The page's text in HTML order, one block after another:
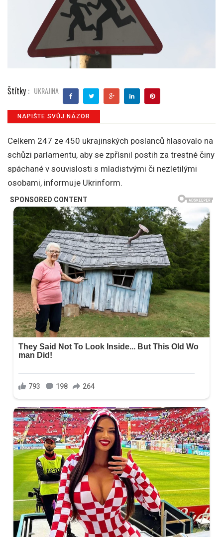
Štítky : UKRAJINA
NAPIŠTE SVŮJ NÁZOR
Celkem 247 ze 450 ukrajinských poslanců hlasovalo na
schůzi parlamentu, aby se zpřísnil postih za trestné činy
spáchané v souvislosti s mladistvými či nezletilými
osobami, informuje Ukrinform.